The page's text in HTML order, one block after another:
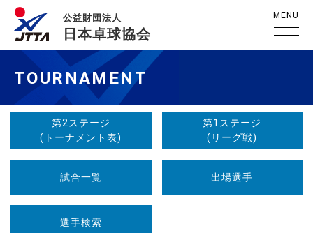
公益財団法人
日本卓球協会
MENU
TOURNAMENT
第2ステージ
(トーナメント表)
第1ステージ
(リーグ戦)
試合一覧 出場選手
選手検索